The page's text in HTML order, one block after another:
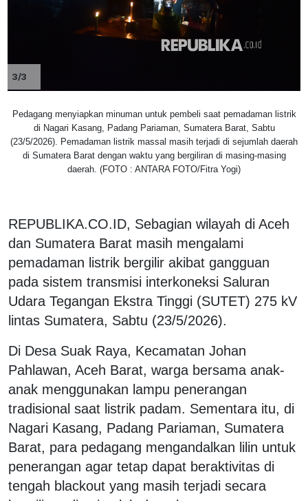
3/3
Pedagang menyiapkan minuman untuk pembeli saat pemadaman listrik
di Nagari Kasang, Padang Pariaman, Sumatera Barat, Sabtu
(23/5/2026). Pemadaman listrik massal masih terjadi di sejumlah daerah
di Sumatera Barat dengan waktu yang bergiliran di masing-masing
daerah. (FOTO : ANTARA FOTO/Fitra Yogi)
REPUBLIKA.CO.ID, Sebagian wilayah di Aceh
dan Sumatera Barat masih mengalami
pemadaman listrik bergilir akibat gangguan
pada sistem transmisi interkoneksi Saluran
Udara Tegangan Ekstra Tinggi (SUTET) 275 kV
lintas Sumatera, Sabtu (23/5/2026).
Di Desa Suak Raya, Kecamatan Johan
Pahlawan, Aceh Barat, warga bersama anak-
anak menggunakan lampu penerangan
tradisional saat listrik padam. Sementara itu, di
Nagari Kasang, Padang Pariaman, Sumatera
Barat, para pedagang mengandalkan lilin untuk
penerangan agar tetap dapat beraktivitas di
tengah blackout yang masih terjadi secara